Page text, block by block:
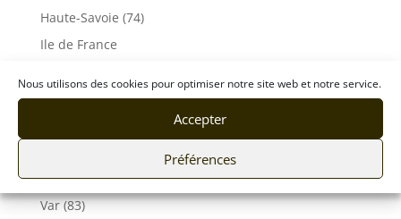
Nous utilisons des cookies pour optimiser notre site web et notre service.
Accepter
Préférences
Haute-Savoie (74)
Ile de France
Seine et Marne (77)
Tarn-et-Garonne (82)
Var (83)